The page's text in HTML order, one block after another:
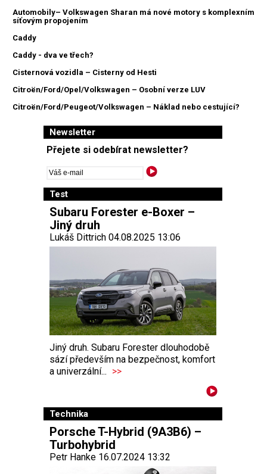
Automobily– Volkswagen Sharan má nové motory s komplexním
síťovým propojením
Caddy
Caddy - dva ve třech?
Cisternová vozidla – Cisterny od Hesti
Citroën/Ford/Opel/Volkswagen – Osobní verze LUV
Citroën/Ford/Peugeot/Volkswagen – Náklad nebo cestující?
Newsletter
Přejete si odebírat newsletter?
Test
Subaru Forester e-Boxer –
Jiný druh
Lukáš Dittrich 04.08.2025 13:06
Jiný druh. Subaru Forester dlouhodobě
sází především na bezpečnost, komfort
a univerzální... >>
Technika
Porsche T-Hybrid (9A3B6) –
Turbohybrid
Petr Hanke 16.07.2024 13:32